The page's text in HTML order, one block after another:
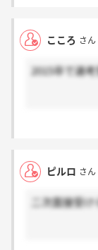
こころ さん
2015卒で選
ピルロ さん
二次面接受